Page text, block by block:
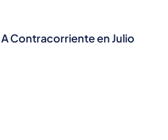
Contracorriente en Julio